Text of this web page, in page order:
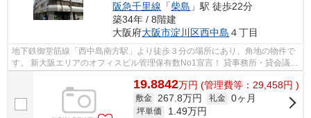
阪急千里線 「柴島 」駅 徒歩22分
築34年 / 8階建
大阪府大阪市淀川区西中島 ４丁目
地下鉄御堂筋線「西中島南方駅」より徒歩３分の場所にあり、角地の物件で
す。 新大阪エリアのオフィスビル管理保有数No1宣言！ 貸事務所・貸会議室
19.8842万円 (管理費等：29,458円 )
敷金 267.8万円 礼金 0ヶ月
坪単価 1.49万円